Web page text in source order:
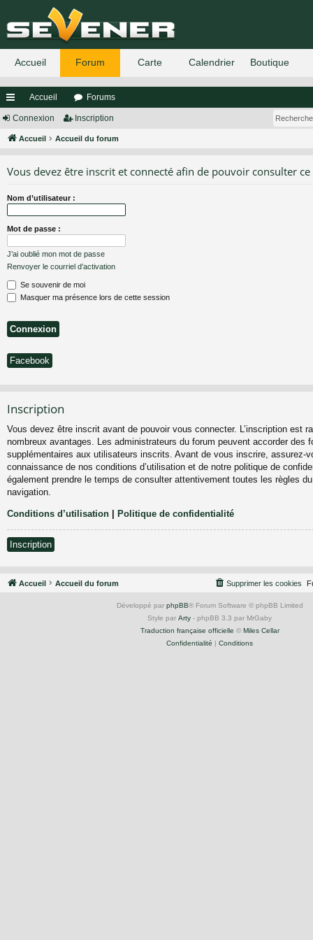
ac
co
s
Accueil Forums
Connexion Inscription
Accueil Accueil du forum
Vous devez être inscrit et connecté afin de pouvoir consulter
Nom d’utilisateur :
Mot de passe :
J’ai oublié mon mot de passe
Renvoyer le courriel d’activation
Se souvenir de moi
Masquer ma présence lors de cette session
Facebook
Inscription
Vous devez être inscrit avant de pouvoir vous connecter. L’inscription est
nombreux avantages. Les administrateurs du forum peuvent accorder des
supplémentaires aux utilisateurs inscrits. Avant de vous inscrire, assurez-
connaissance de nos conditions d’utilisation et de notre politique de
également prendre le temps de consulter attentivement toutes les règles
navigation.
Conditions d’utilisation | Politique de confidentialité
Inscription
Accueil Accueil du forum Supprimer les cookies
Développé par phpBB® Forum Software © phpBB Limited
Style par Arty - phpBB 3.3 par MrGaby
Traduction française officielle © Miles Cellar
Confidentialité | Conditions